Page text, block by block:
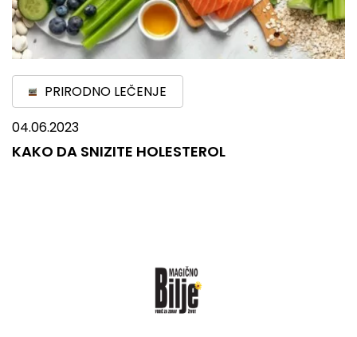
PRIRODNO LEČENJE
04.06.2023
KAKO DA SNIZITE HOLESTEROL